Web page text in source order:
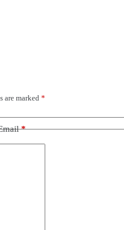
are marked *
*